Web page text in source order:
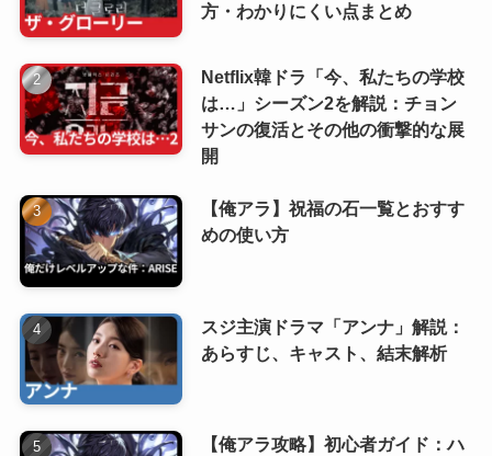
方・わかりにくい点まとめ
Netflix韓ドラ「今、私たちの学校
は…」シーズン2を解説：チョン
サンの復活とその他の衝撃的な展
開
【俺アラ】祝福の石一覧とおすす
めの使い方
スジ主演ドラマ「アンナ」解説：
あらすじ、キャスト、結末解析
【俺アラ攻略】初心者ガイド：ハ